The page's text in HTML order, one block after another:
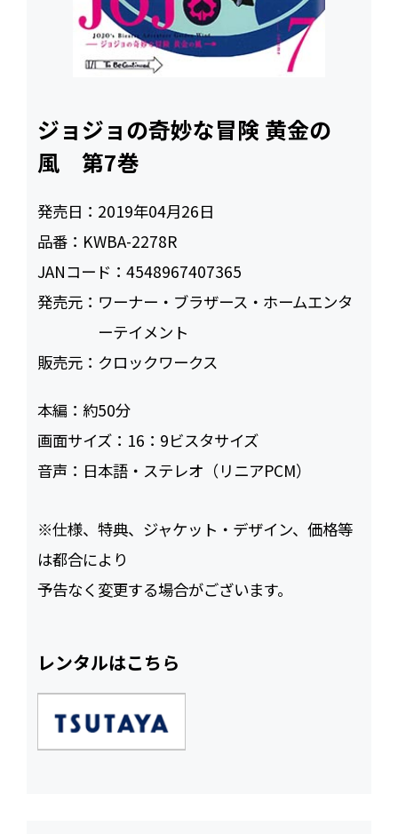
ジョジョの奇妙な冒険 黄金の
風 第7巻
発売日： 2019年04月26日
品番： KWBA-2278R
JANコード：4548967407365
発売元： ワーナー・ブラザース・ホームエンタ
ーテイメント
販売元： クロックワークス
本編： 約50
画面サイズ： 16：9ビスタサイズ
音声： 日本語・ステレオ（リニアPCM）
※仕様、特典、ジャケット・デザイン、価格等
は都合により
予告なく変更する場合がございます。
レンタルはこちら